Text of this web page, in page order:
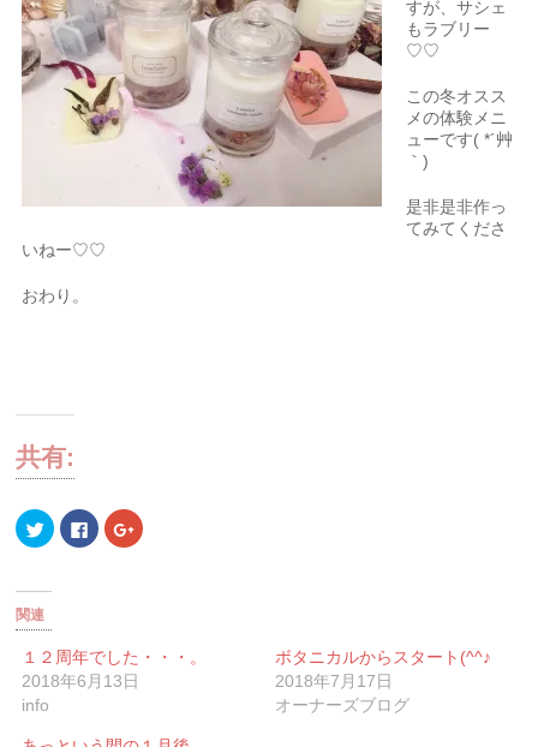
すが、サシェ
もラブリー
♡♡
この冬オスス
メの体験メニ
ューです( *´艸
｀)
是非是非作っ
てみてくださ
いねー♡♡
おわり。
共有:
ク
リ
て
で
有
(新
し
ウ
ン
Facebook
で
リ
ッ
ク
だ
ク
リ
有
(新
し
ン
関連
１２周年でした・・・。
2018年6月13日
info
ボタニカルからスタート(^^♪
2018年7月17日
オーナーズブログ